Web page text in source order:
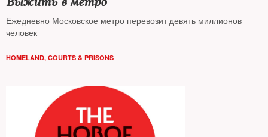
Ежедневно Московское метро перевозит девять миллионов
человек
HOMELAND, COURTS & PRISONS